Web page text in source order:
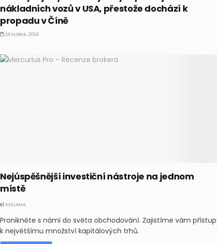
nákladních vozů v USA, přestože dochází k
propadu v Číně
24 DUBNA, 2024
Nejúspěšnější investiční nástroje na jednom
místě
REKLAMA
Pronikněte s námi do světa obchodování. Zajistíme vám přístup
k největšímu množství kapitálových trhů.